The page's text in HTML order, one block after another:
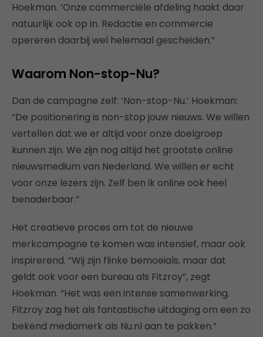
Hoekman. ‘Onze commerciële afdeling haakt daar
natuurlijk ook op in. Redactie en commercie
opereren daarbij wel helemaal gescheiden.”
Waarom Non-stop-Nu?
Dan de campagne zelf: ‘Non-stop-Nu.’ Hoekman:
“De positionering is non-stop jouw nieuws. We willen
vertellen dat we er altijd voor onze doelgroep
kunnen zijn. We zijn nog altijd het grootste online
nieuwsmedium van Nederland. We willen er echt
voor onze lezers zijn. Zelf ben ik online ook heel
benaderbaar.”
Het creatieve proces om tot de nieuwe
merkcampagne te komen was intensief, maar ook
inspirerend. “Wij zijn flinke bemoeials, maar dat
geldt ook voor een bureau als Fitzroy”, zegt
Hoekman. “Het was een intense samenwerking.
Fitzroy zag het als fantastische uitdaging om een zo
bekend mediamerk als Nu.nl aan te pakken.”